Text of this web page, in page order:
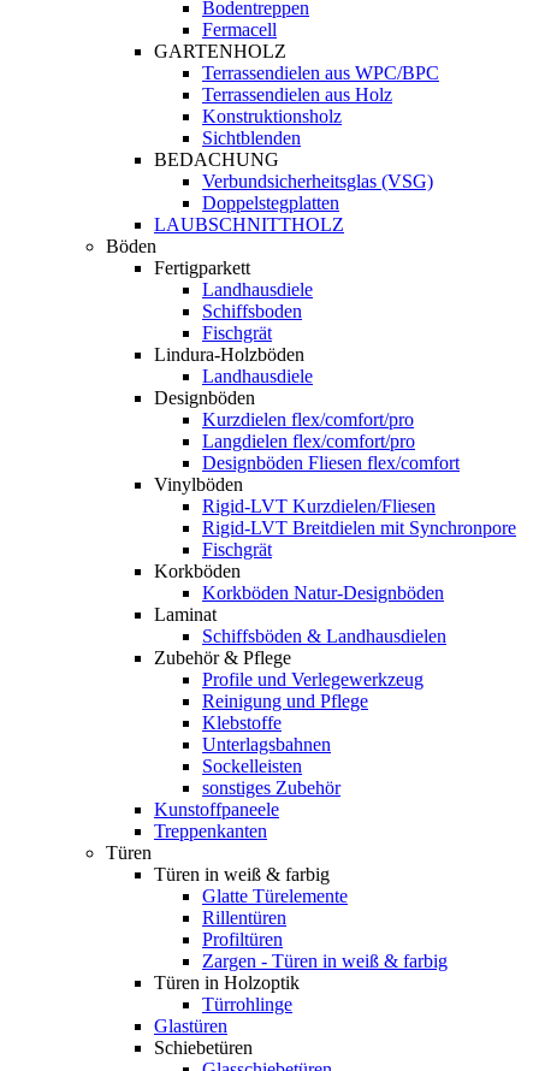
Bodentreppen
Fermacell
GARTENHOLZ
Terrassendielen aus WPC/BPC
Terrassendielen aus Holz
Konstruktionsholz
Sichtblenden
BEDACHUNG
Verbundsicherheitsglas (VSG)
Doppelstegplatten
LAUBSCHNITTHOLZ
Böden
Fertigparkett
Landhausdiele
Schiffsboden
Fischgrät
Lindura-Holzböden
Landhausdiele
Designböden
Kurzdielen flex/comfort/pro
Langdielen flex/comfort/pro
Designböden Fliesen flex/comfort
Vinylböden
Rigid-LVT Kurzdielen/Fliesen
Rigid-LVT Breitdielen mit Synchronpore
Fischgrät
Korkböden
Korkböden Natur-Designböden
Laminat
Schiffsböden & Landhausdielen
Zubehör & Pflege
Profile und Verlegewerkzeug
Reinigung und Pflege
Klebstoffe
Unterlagsbahnen
Sockelleisten
sonstiges Zubehör
Kunstoffpaneele
Treppenkanten
Türen
Türen in weiß & farbig
Glatte Türelemente
Rillentüren
Profiltüren
Zargen - Türen in weiß & farbig
Türen in Holzoptik
Türrohlinge
Glastüren
Schiebetüren